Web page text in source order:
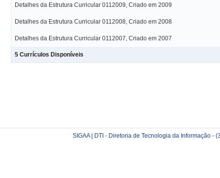
Detalhes da Estrutura Curricular 0112009, Criado em 2009
Detalhes da Estrutura Curricular 0112008, Criado em 2008
Detalhes da Estrutura Curricular 0112007, Criado em 2007
5 Currículos Disponíveis
SIGAA | DTI - Diretoria de Tecnologia da Informação